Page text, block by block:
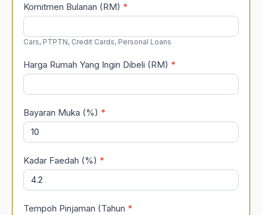
Komitmen Bulanan (RM) *
Cars, PTPTN, Credit Cards, Personal Loans
Harga Rumah Yang Ingin Dibeli (RM) *
Bayaran Muka (%) *
Kadar Faedah (%) *
Tempoh Pinjaman (Tahun *